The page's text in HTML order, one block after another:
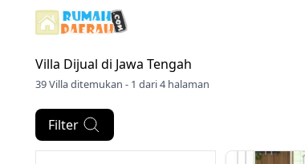
Villa Dijual di Jawa Tengah
39 Villa ditemukan - 1 dari 4 halaman
Filter